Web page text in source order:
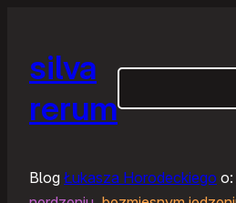
silva
rerum
Blog Łukasza Horodeckiego o: